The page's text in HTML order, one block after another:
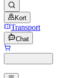
Kort
Transport
Chat